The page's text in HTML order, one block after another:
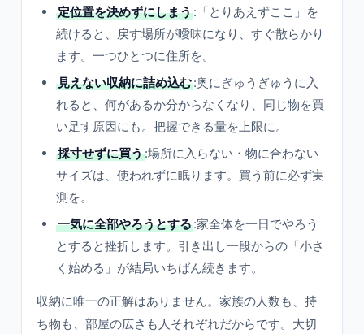
定位置を決めずにしまう:「とりあえずここ」を
続けると、戻す場所が曖昧になり、すぐ散らかり
ます。一つひとつに住所を。
見えない収納に詰め込む:奥にぎゅうぎゅうに入
れると、何があるか分からなくなり、同じ物を買
い足す原因にも。把握できる量を上限に。
採寸せずに買う:場所に入らない・物に合わない
サイズは、使われずに眠ります。買う前に必ず実
測を。
一気に全部やろうとする:家全体を一日でやろう
とすると挫折します。引き出し一段からの「小さ
く始める」が結局いちばん続きます。
収納に唯一の正解はありません。家族の人数も、持
ち物も、部屋の広さも人それぞれだからです。大切